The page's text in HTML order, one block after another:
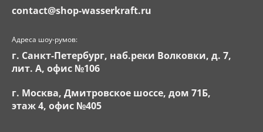
contact@shop-wasserkraft.ru
Адреса шоу-румов:
г. Санкт-Петербург, наб.реки Волковки, д. 7,
лит. А, офис №106
г. Москва, Дмитровское шоссе, дом 71Б,
этаж 4, офис №405